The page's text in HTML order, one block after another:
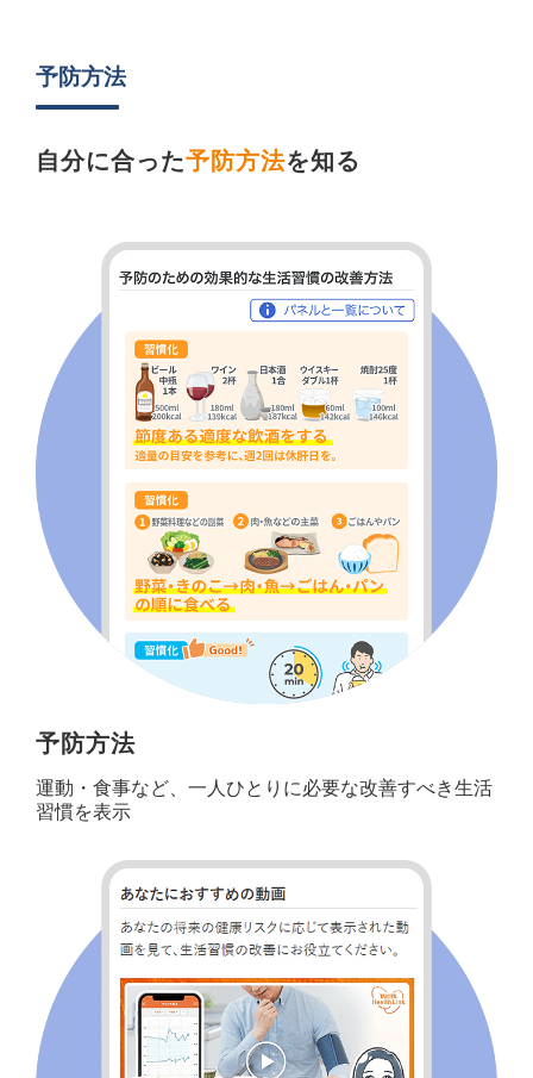
予防方法
自分に合った予防方法を知る
予防方法
運動・食事など、一人ひとりに必要な改善すべき生活
習慣を表示